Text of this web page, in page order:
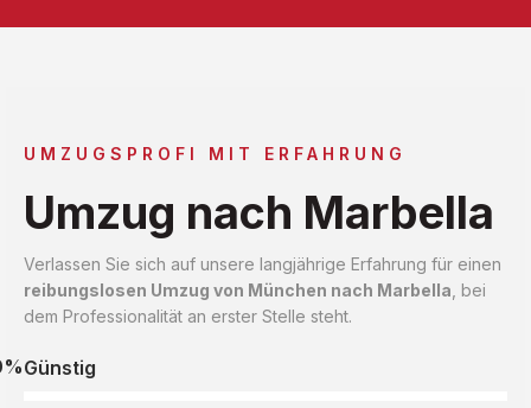
UMZUGSPROFI MIT ERFAHRUNG
Umzug nach Marbella
Verlassen Sie sich auf unsere langjährige Erfahrung für einen
reibungslosen Umzug von München nach Marbella , bei
dem Professionalität an erster Stelle steht.
Günstig